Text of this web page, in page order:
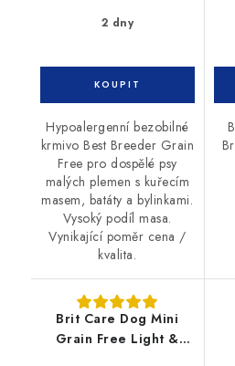
2 dny
Hypoalergenní bezobilné
krmivo Best Breeder Grain
Free pro dospělé psy
malých plemen s kuřecím
masem, batáty a bylinkami.
Vysoký podíl masa.
Vynikající poměr cena /
kvalita.
Brit Care Dog Mini
Grain Free Light &